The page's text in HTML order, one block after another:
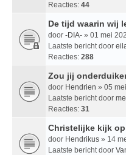
Reacties: 44
De tijd waarin wij
door -DIA- » 01 mei
Laatste bericht door
Reacties: 288
Zou jij
door Hendrien » 05
Laatste bericht door
Reacties: 31
Christelijke kijk
door Hendrikus » 14
Laatste bericht door